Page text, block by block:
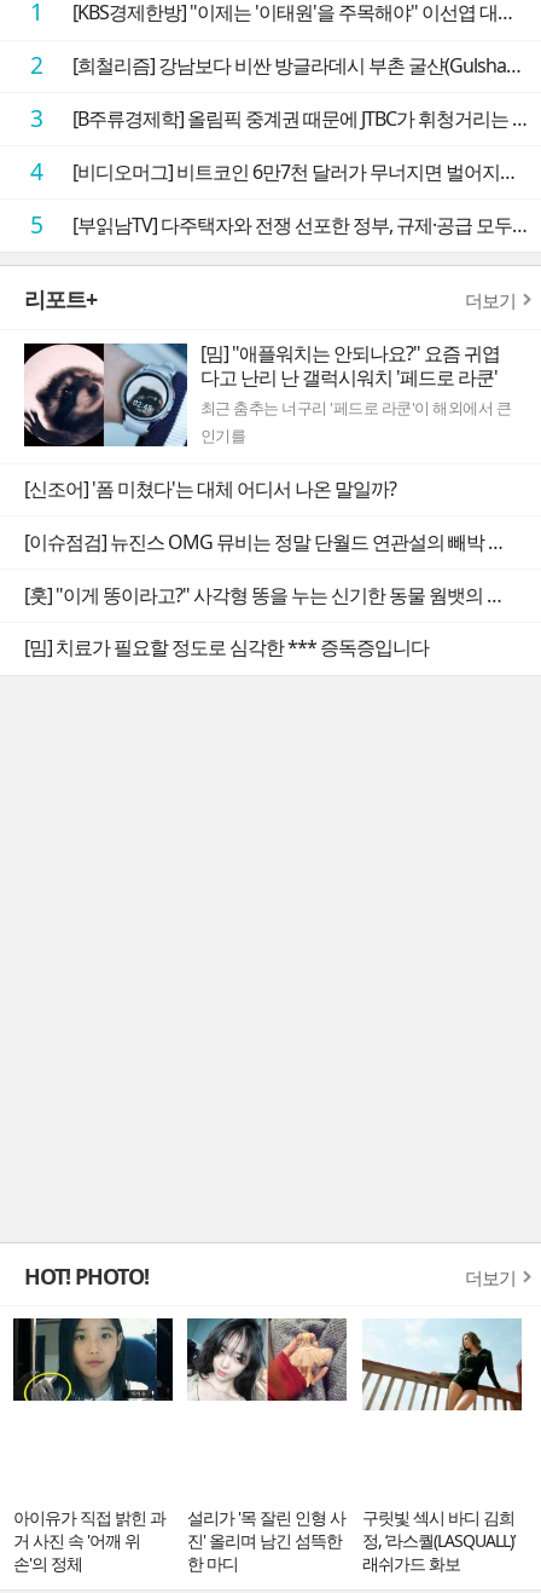
1 [KBS경제한방] "이제는 '이태원'을 주목해야" 이선엽 대표가 말하는 AI 시대 투자 성과를 가르는 지점들
2 [희철리즘] 강남보다 비싼 방글라데시 부촌 굴샨(Gulshan)의 극단적인 모습에 충격을 받다
3 [B주류경제학] 올림픽 중계권 때문에 JTBC가 휘청거리는 이유
4 [비디오머그] 비트코인 6만7천 달러가 무너지면 벌어지는 일
5 [부읽남TV] 다주택자와 전쟁 선포한 정부, 규제·공급 모두 실효성 의문
리포트+ 더보기
[밈] "애플워치는 안되나요?" 요즘 귀엽
다고 난리 난 갤럭시워치 '페드로 라쿤'
최근 춤추는 너구리 '페드로 라쿤'이 해외에서 큰
인기를
[신조어] '폼 미쳤다'는 대체 어디서 나온 말일까?
[이슈점검] 뉴진스 OMG 뮤비는 정말 단월드 연관설의 빼박 증거일까
[훗] "이게 똥이라고?" 사각형 똥을 누는 신기한 동물 웜뱃의 비밀
[밈] 치료가 필요할 정도로 심각한 *** 증독증입니다
HOT! PHOTO! 더보기
아이유가 직접 밝힌 과
거 사진 속 '어깨 위
손'의 정체
설리가 '목 잘린 인형 사
진' 올리며 남긴 섬뜩한
한 마디
구릿빛 섹시 바디 김희
정, ‘라스퀄(LASQUALL)’
래쉬가드 화보